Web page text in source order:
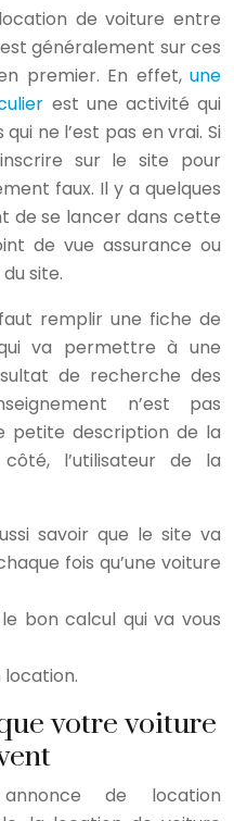
de voiture entre
généralement sur ces
premier. En effet, une
est une activité qui
ne l’est pas en vrai. Si
sur le site pour
faux. Il y a quelques
de se lancer dans cette
de vue assurance ou
site.
remplir une fiche de
va permettre à une
de recherche des
n’est pas
petite description de la
l’utilisateur de la
savoir que le site va
fois qu’une voiture
bon calcul qui va vous
votre voiture
de location